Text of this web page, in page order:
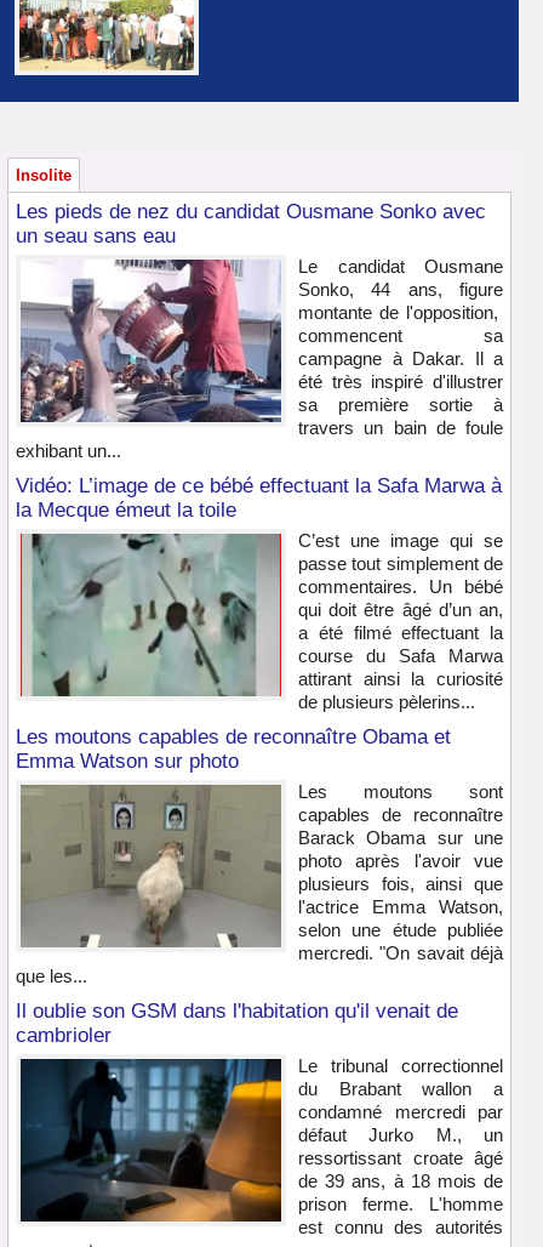
Insolite
Les pieds de nez du candidat Ousmane Sonko avec
un seau sans eau
Le candidat Ousmane
Sonko, 44 ans, figure
montante de l'opposition,
commencent sa
campagne à Dakar. Il a
été très inspiré d'illustrer
sa première sortie à
travers un bain de foule
exhibant un...
Vidéo: L’image de ce bébé effectuant la Safa Marwa à
la Mecque émeut la toile
C’est une image qui se
passe tout simplement de
commentaires. Un bébé
qui doit être âgé d’un an,
a été filmé effectuant la
course du Safa Marwa
attirant ainsi la curiosité
de plusieurs pèlerins...
Les moutons capables de reconnaître Obama et
Emma Watson sur photo
Les moutons sont
capables de reconnaître
Barack Obama sur une
photo après l'avoir vue
plusieurs fois, ainsi que
l'actrice Emma Watson,
selon une étude publiée
mercredi. "On savait déjà
que les...
Il oublie son GSM dans l'habitation qu'il venait de
cambrioler
Le tribunal correctionnel
du Brabant wallon a
condamné mercredi par
défaut Jurko M., un
ressortissant croate âgé
de 39 ans, à 18 mois de
prison ferme. L'homme
est connu des autorités